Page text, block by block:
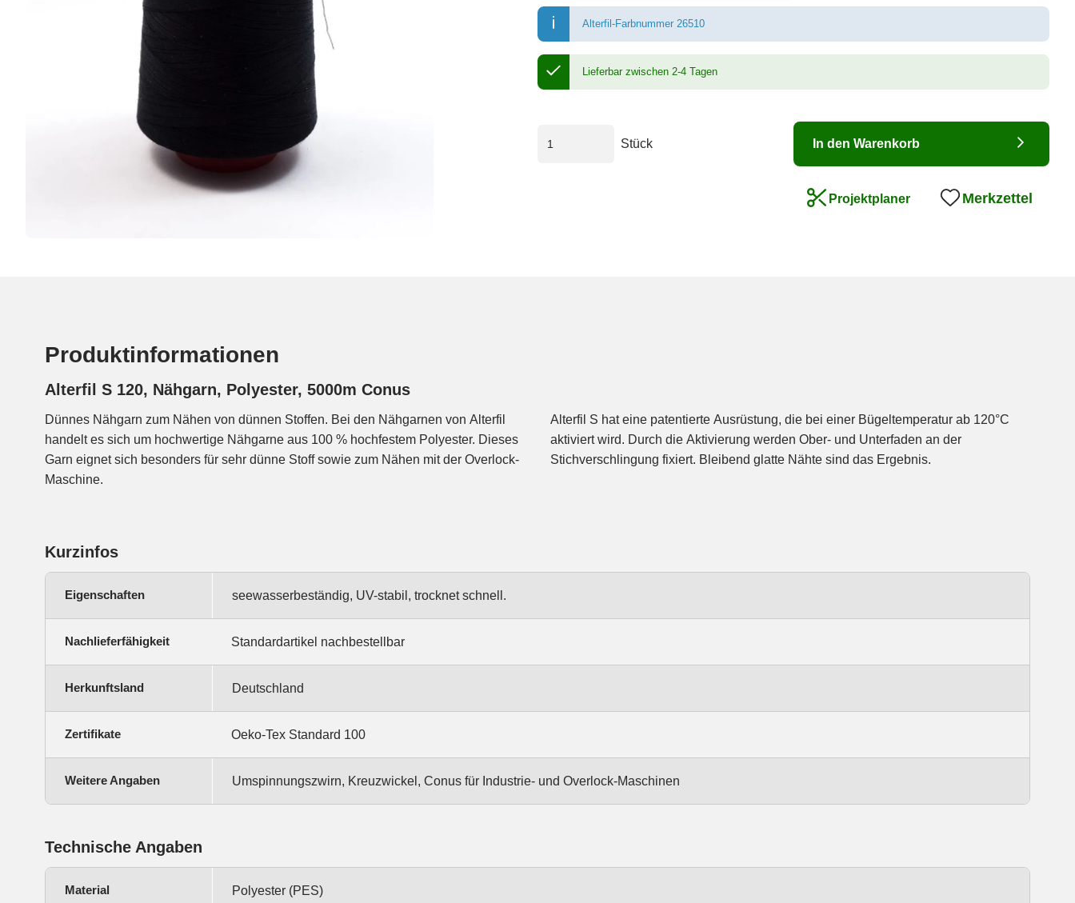
Alterfil-Farbnummer 26510
Lieferbar zwischen 2-4 Tagen
Stück In den Warenkorb
Projektplaner Merkzettel
Produktinformationen
Alterfil S 120, Nähgarn, Polyester, 5000m Conus
Dünnes Nähgarn zum Nähen von dünnen Stoffen. Bei den Nähgarnen von Alterfil
handelt es sich um hochwertige Nähgarne aus 100 % hochfestem Polyester. Dieses
Garn eignet sich besonders für sehr dünne Stoff sowie zum Nähen mit der Overlock-
Maschine.
Alterfil S hat eine patentierte Ausrüstung, die bei einer Bügeltemperatur ab 120°C
aktiviert wird. Durch die Aktivierung werden Ober- und Unterfaden an der
Stichverschlingung fixiert. Bleibend glatte Nähte sind das Ergebnis.
Kurzinfos
Eigenschaften seewasserbeständig, UV-stabil, trocknet schnell.
Nachlieferfähigkeit Standardartikel nachbestellbar
Herkunftsland Deutschland
Zertifikate Oeko-Tex Standard 100
Weitere Angaben Umspinnungszwirn, Kreuzwickel, Conus für Industrie- und Overlock-Maschinen
Technische Angaben
Material Polyester (PES)